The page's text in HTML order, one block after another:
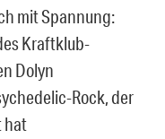
mit Spannung:
Kraftklub-
Dolyn
Rock, der
hat